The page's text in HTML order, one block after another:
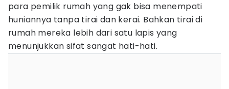
para pemilik rumah yang gak bisa menempati
huniannya tanpa tirai dan kerai. Bahkan tirai di
rumah mereka lebih dari satu lapis yang
menunjukkan sifat sangat hati-hati.